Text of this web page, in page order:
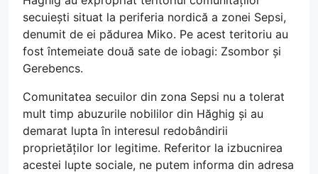
secuiești situat la periferia nordică a zonei Sepsi,
denumit de ei pădurea Miko. Pe acest teritoriu au
fost întemeiate două sate de iobagi: Zsombor și
Gerebencs.
Comunitatea secuilor din zona Sepsi nu a tolerat
mult timp abuzurile nobililor din Hăghig și au
demarat lupta în interesul redobândirii
proprietăților lor legitime. Referitor la izbucnirea
acestei lupte sociale, ne putem informa din adresa